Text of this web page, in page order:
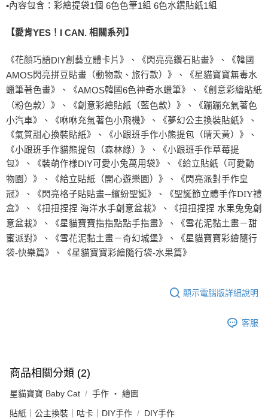
•內容包含：彩繪提袋1個 6色色筆1組 6色水鑽貼紙1組
【愛肯YES ！ I CAN. 相關系列】
《花顏巧語DIY創藝立體卡片》、《閃亮亮鑽石貼畫》、《韓國
AMOS閃亮拼豆貼畫（動物款、旅行款）》、《星貓寶寶無毒水
蠟筆著色畫》、《AMOS韓國6色神奇水蠟筆》、《創意彩繪貼紙
（粉色款）》、《創意彩繪貼紙（藍色款）》、《蹦蹦充氣著色
小汽車》、《咻咻充氣著色小飛機》、《夢幻公主換裝貼紙》、
《氣質甜心換裝貼紙》、《小跟班手作小熊提包（晴天黃）》、
《小跟班手作貓熊提包（森林綠）》、《小跟班手作草莓提
包》、《裝萌作樣DIY可愛小兔萬用袋》、《給立貼紙（可愛動
物園）》、《給立貼紙（開心遊樂園）》、《閃亮派對手作皇
冠》、
《閃亮格子貼貼畫─繽紛聖誕》、《聖誕節立體手作DIY禮
盒》、《扭扭捏捏 海洋水手創意盆栽》、《扭扭捏捏 水果兔兔創
意盆栽》、《星貓寶寶指指點點手指畫》、《雪花泥黏土畫－甜
蜜派對》、《雪花泥黏土畫－奇幻城堡》、《星貓寶寶彩繪隨行
袋-快樂篇》、《星貓寶寶彩繪隨行袋-水果篇》
顯示電腦版詳細說明
客服
商品相關分類 (2)
星貓寶寶 Baby Cat 手作 ‧ 繪圖
貼紙｜公主換裝｜咕卡｜DIY手作 DIY手作